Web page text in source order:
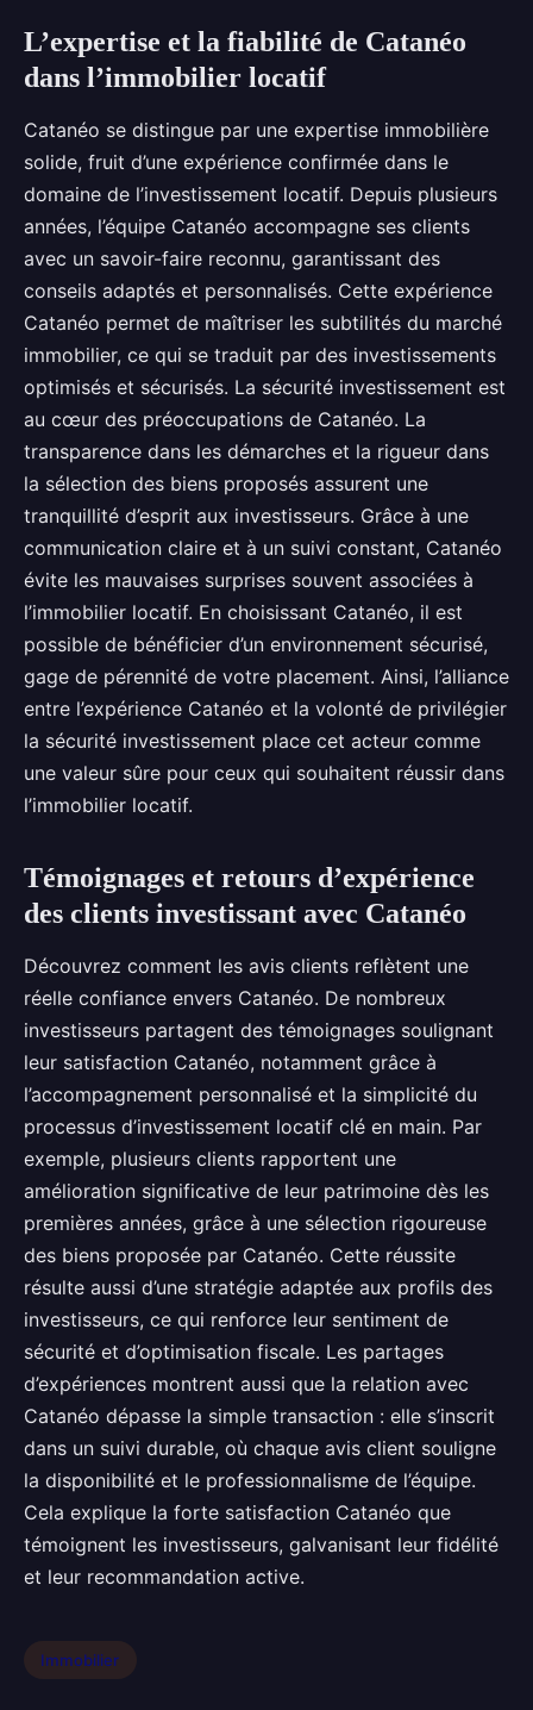
L’expertise et la fiabilité de Catanéo
dans l’immobilier locatif
Catanéo se distingue par une expertise immobilière
solide, fruit d’une expérience confirmée dans le
domaine de l’investissement locatif. Depuis plusieurs
années, l’équipe Catanéo accompagne ses clients
avec un savoir-faire reconnu, garantissant des
conseils adaptés et personnalisés. Cette expérience
Catanéo permet de maîtriser les subtilités du marché
immobilier, ce qui se traduit par des investissements
optimisés et sécurisés. La sécurité investissement est
au cœur des préoccupations de Catanéo. La
transparence dans les démarches et la rigueur dans
la sélection des biens proposés assurent une
tranquillité d’esprit aux investisseurs. Grâce à une
communication claire et à un suivi constant, Catanéo
évite les mauvaises surprises souvent associées à
l’immobilier locatif. En choisissant Catanéo, il est
possible de bénéficier d’un environnement sécurisé,
gage de pérennité de votre placement. Ainsi, l’alliance
entre l’expérience Catanéo et la volonté de privilégier
la sécurité investissement place cet acteur comme
une valeur sûre pour ceux qui souhaitent réussir dans
l’immobilier locatif.
Témoignages et retours d’expérience
des clients investissant avec Catanéo
Découvrez comment les avis clients reflètent une
réelle confiance envers Catanéo. De nombreux
investisseurs partagent des témoignages soulignant
leur satisfaction Catanéo, notamment grâce à
l’accompagnement personnalisé et la simplicité du
processus d’investissement locatif clé en main. Par
exemple, plusieurs clients rapportent une
amélioration significative de leur patrimoine dès les
premières années, grâce à une sélection rigoureuse
des biens proposée par Catanéo. Cette réussite
résulte aussi d’une stratégie adaptée aux profils des
investisseurs, ce qui renforce leur sentiment de
sécurité et d’optimisation fiscale. Les partages
d’expériences montrent aussi que la relation avec
Catanéo dépasse la simple transaction : elle s’inscrit
dans un suivi durable, où chaque avis client souligne
la disponibilité et le professionnalisme de l’équipe.
Cela explique la forte satisfaction Catanéo que
témoignent les investisseurs, galvanisant leur fidélité
et leur recommandation active.
Immobilier